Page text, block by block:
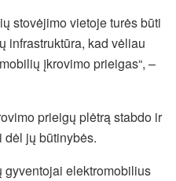
stovėjimo vietoje turės būti
infrastruktūra, kad vėliau
įkrovimo prieigas“, –
prieigų plėtrą stabdo ir
jų būtinybės.
elektromobilius